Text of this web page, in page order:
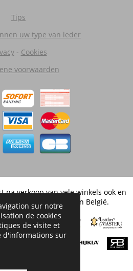
Tips
uw type van leder
- Cookies
voorwaarden
verkoop van vele winkels ook en
de merken verdeeld in België.
sur notre
de cookies
de visite et
d'informations sur